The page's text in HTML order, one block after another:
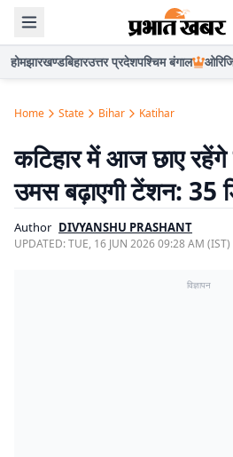
होमझारखण्डबिहारउत्तर प्रदेशपश्चिम बंगाल
Home State Bihar Katihar
कटिहार में आज छाए
उमस बढ़ाएगी टेंशन: 35
Author DIVYANSHU PRASHANT
UPDATED:TUE, 16 JUN 2026 09:28 AM (IST)
विज्ञापन